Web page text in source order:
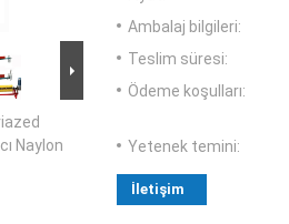
Naylon
Ambalaj bilgileri:
Teslim süresi:
Ödeme koşulları:
Yetenek temini:
İletişim